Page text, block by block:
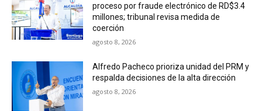
proceso por fraude electrónico de RD$3.4
millones; tribunal revisa medida de
coerción
agosto 8, 2026
Alfredo Pacheco prioriza unidad del PRM y
respalda decisiones de la alta dirección
agosto 8, 2026